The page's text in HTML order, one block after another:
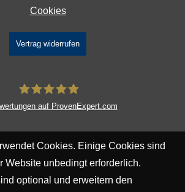
Cookies
Vertrag widerrufen
auf ProvenExpert.com
Cookies. Einige Cookies sind
Website unbedingt erforderlich.
optional und erweitern den